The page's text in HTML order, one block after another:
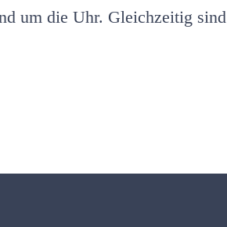
ist
um die Uhr. Gleichzeitig sind